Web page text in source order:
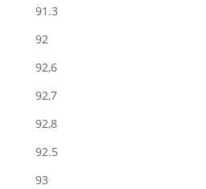
91.3
92
92,6
92,7
92,8
92.5
93